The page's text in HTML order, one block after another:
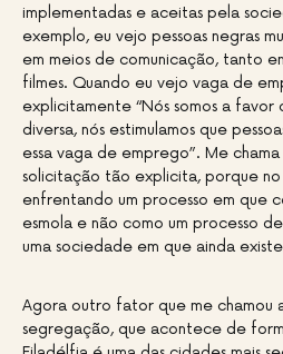
implementadas e aceitas pela
exemplo, eu vejo pessoas negras
em meios de comunicação, tanto
filmes. Quando eu vejo vaga de
explicitamente “Nós somos a favor
diversa, nós estimulamos que
essa vaga de emprego”. Me
solicitação tão explicita, porque no
enfrentando um processo em que
esmola e não como um processo
uma sociedade em que ainda
Agora outro fator que me chamou
segregação, que acontece de